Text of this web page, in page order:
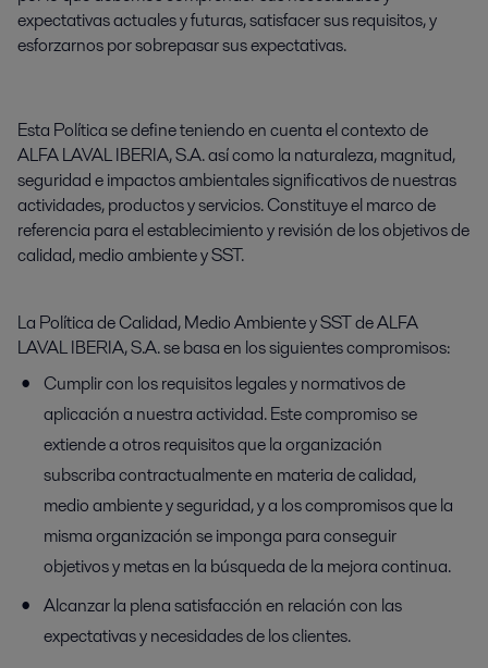
expectativas actuales y futuras, satisfacer sus requisitos, y
esforzarnos por sobrepasar sus expectativas.
Esta Política se define teniendo en cuenta el contexto de
ALFA LAVAL IBERIA, S.A. así como la naturaleza, magnitud,
seguridad e impactos ambientales significativos de nuestras
actividades, productos y servicios. Constituye el marco de
referencia para el establecimiento y revisión de los objetivos de
calidad, medio ambiente y SST.
La Política de Calidad, Medio Ambiente y SST de ALFA
LAVAL IBERIA, S.A. se basa en los siguientes compromisos:
Cumplir con los requisitos legales y normativos de
aplicación a nuestra actividad. Este compromiso se
extiende a otros requisitos que la organización
subscriba contractualmente en materia de calidad,
medio ambiente y seguridad, y a los compromisos que la
misma organización se imponga para conseguir
objetivos y metas en la búsqueda de la mejora continua.
Alcanzar la plena satisfacción en relación con las
expectativas y necesidades de los clientes.